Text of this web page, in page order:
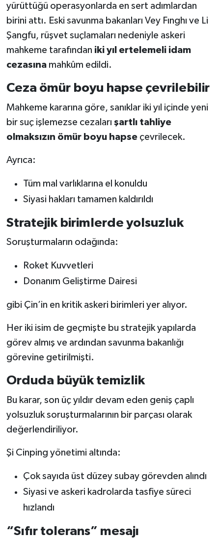
yürüttüğü operasyonlarda en sert adımlardan
birini attı. Eski savunma bakanları Vey Fınghı ve Li
Şangfu, rüşvet suçlamaları nedeniyle askeri
mahkeme tarafından iki yıl ertelemeli idam
cezasınamahkûm edildi.
Ceza ömür boyu hapse çevrilebilir
Mahkeme kararına göre, sanıklar iki yıl içinde yeni
bir suç işlemezse cezaları şartlı tahliye
olmaksızın ömür boyu hapseçevrilecek.
Ayrıca:
Tüm mal varlıklarına el konuldu
Siyasi hakları tamamen kaldırıldı
Stratejik birimlerde yolsuzluk
Soruşturmaların odağında:
Roket Kuvvetleri
Donanım Geliştirme Dairesi
gibi Çin’in en kritik askeri birimleri yer alıyor.
Her iki isim de geçmişte bu stratejik yapılarda
görev almış ve ardından savunma bakanlığı
görevine getirilmişti.
Orduda büyük temizlik
Bu karar, son üç yıldır devam eden geniş çaplı
yolsuzluk soruşturmalarının bir parçası olarak
değerlendiriliyor.
Şi Cinping yönetimi altında:
Çok sayıda üst düzey subay görevden alındı
Siyasi ve askeri kadrolarda tasfiye süreci
hızlandı
“Sıfır tolerans” mesajı